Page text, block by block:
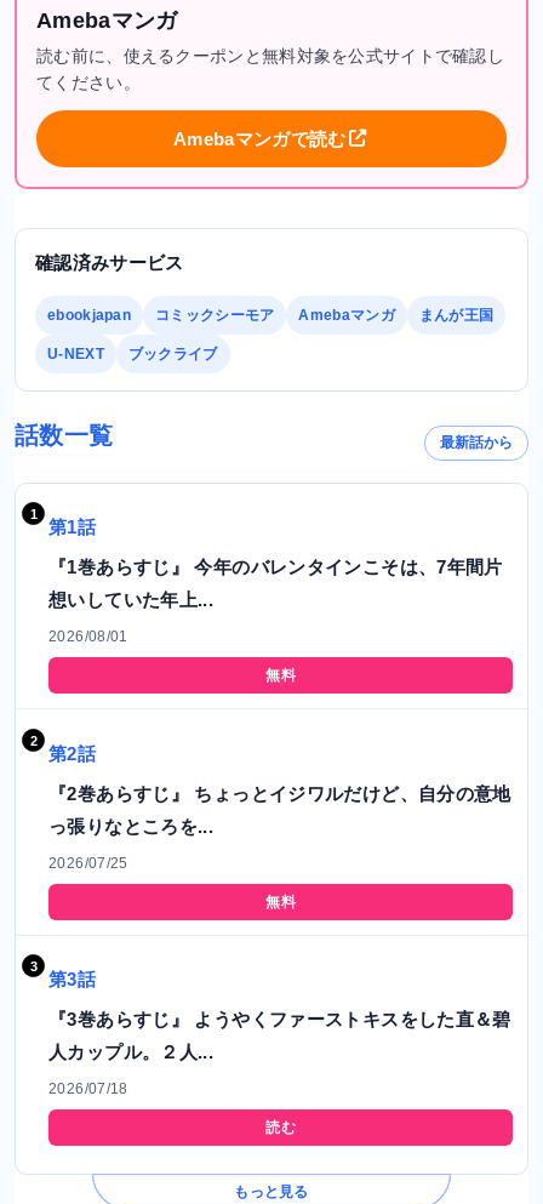
Amebaマンガ
読む前に、使えるクーポンと無料対象を公式サイトで確認し
てください。
Amebaマンガで読む
確認済みサービス
ebookjapan コミックシーモア Amebaマンガ まんが王国
U-NEXT ブックライブ
話数一覧 最新話から
第1話
『1巻あらすじ』 今年のバレンタインこそは、7年間片
想いしていた年上...
2026/08/01
無料
第2話
『2巻あらすじ』 ちょっとイジワルだけど、自分の意地
っ張りなところを...
2026/07/25
無料
第3話
『3巻あらすじ』 ようやくファーストキスをした直＆碧
人カップル。２人...
2026/07/18
読む
もっと見る